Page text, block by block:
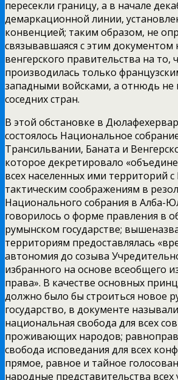
пересекли границу, а в начале
демаркационной линии,
конвенцией; таким образом, не
связывавшаяся с этим документом
венгерского правительства на то,
производилась только
западными войсками, а отнюдь не
соседних стран.
В этой обстановке в
состоялось Национальное
Трансильвании, Баната и
которое декретировало
всех населенных ими территорий
тактическим соображениям в
Национального собрания в Алба-
говорилось о форме правления в
румынском государстве;
территориям предоставлялась
автономия до созыва
избранного на основе всеобщего
права». В качестве основных
должно было бы строиться новое
государство, в документе
национальная свобода для всех
проживающих народов;
свобода исповедания для всех
прямое, равное и тайное
народные представительства всех